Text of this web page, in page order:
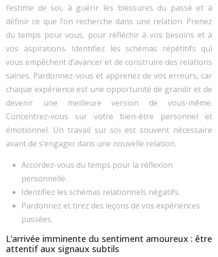
l’estime de soi, à guérir les blessures du passé et à
définir ce que l’on recherche dans une relation. Prenez
du temps pour vous, pour réfléchir à vos besoins et à
vos aspirations. Identifiez les schémas répétitifs qui
vous empêchent d’avancer et de construire des relations
saines. Pardonnez-vous et apprenez de vos erreurs, car
chaque expérience est une opportunité de grandir et de
devenir une meilleure version de vous-même.
Concentrez-vous sur votre bien-être personnel et
émotionnel. Un travail sur soi est souvent nécessaire
avant de s’engager dans une nouvelle relation.
Accordez-vous du temps pour la réflexion
personnelle.
Identifiez les schémas relationnels négatifs.
Pardonnez et tirez des leçons de vos expériences
passées.
L’arrivée imminente du sentiment amoureux : être
attentif aux signaux subtils